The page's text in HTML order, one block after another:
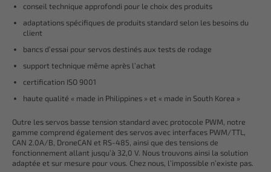
conseil technique approfondi pour le choix des produits
adaptations spécifiques de produits standard selon les besoins du
client
bancs d’essai pour servos destinés aux tests de rodage
support technique même après l’achat
certification ISO 9001
haute qualité « made in Philippines » et « made in South Korea »
Outre les servos basse tension standard avec protocole PWM, notre
gamme comprend également des servos avec interfaces PWM/TTL,
CAN 2.0A/B, DroneCAN et RS-485, ainsi que des tensions de
fonctionnement allant jusqu’à 32,0 V. Nous trouvons ainsi la solution
adaptée et sur mesure pour vous. Chez nous, l’impossible n’existe pas.